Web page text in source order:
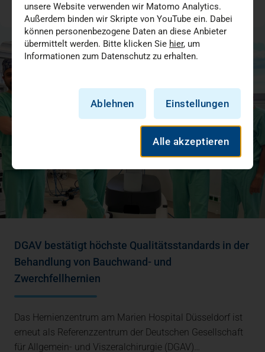
07.07.2026
DGAV bestätigt höchste Qualitätsstandards in der
Behandlung von Bauchwand- und
Zwerchfellhernien
Das Hernienzentrum am Marien Hospital Düsseldorf ist
erneut als Referenzzentrum der Deutschen Gesellschaft
für Allgemein- und Viszeralchirurgie (DGAV)…
unsere Website verwenden wir Matomo Analytics.
Außerdem binden wir Skripte von YouTube ein. Dabei
können personenbezogene Daten an diese Anbieter
übermittelt werden. Bitte klicken Sie hier, um
Informationen zum Datenschutz zu erhalten.
Ablehnen Einstellungen
Alle akzeptieren